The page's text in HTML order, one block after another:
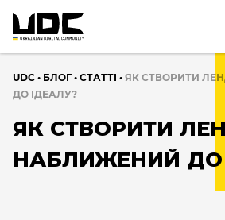
UDC • БЛОГ • CТАТТІ • ЯК СТВОРИТИ
ДО ІДЕАЛУ?
ЯК СТВОРИТИ
НАБЛИЖЕНИЙ ДО